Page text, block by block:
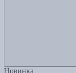
Новинка